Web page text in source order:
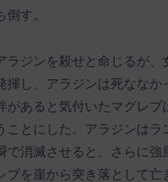
す。
ラジンを殺せと命じるが、
揮し、アラジンは死ななか
があると気付いたマグレブ
ことにした。アラジンはラ
で消滅させると、さらに強
ブを崖から突き落として亡